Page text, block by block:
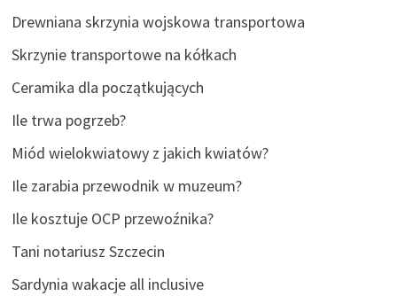
Drewniana skrzynia wojskowa transportowa
Skrzynie transportowe na kółkach
Ceramika dla początkujących
Ile trwa pogrzeb?
Miód wielokwiatowy z jakich kwiatów?
Ile zarabia przewodnik w muzeum?
Ile kosztuje OCP przewoźnika?
Tani notariusz Szczecin
Sardynia wakacje all inclusive